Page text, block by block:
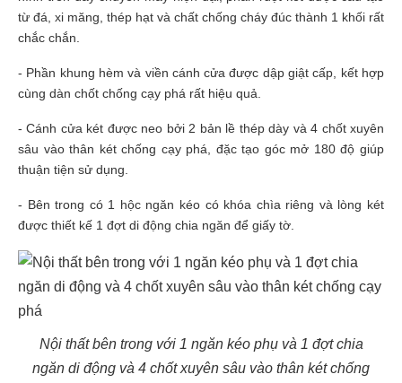
từ đá, xi măng, thép hạt và chất chống cháy đúc thành 1 khối rất
chắc chắn.
- Phần khung hèm và viền cánh cửa được dập giật cấp, kết hợp
cùng dàn chốt chống cạy phá rất hiệu quả.
- Cánh cửa két được neo bởi 2 bản lề thép dày và 4 chốt xuyên
sâu vào thân két chống cạy phá , đặc tạo góc mở 180 độ giúp
thuận tiện sử dụng.
- Bên trong có 1 hộc ngăn kéo có khóa chìa riêng và lòng két
được thiết kế 1 đợt di động chia ngăn để giấy tờ.
Nội thất bên trong với 1 ngăn kéo phụ và 1 đợt chia
ngăn di động và 4 chốt xuyên sâu vào thân két chống